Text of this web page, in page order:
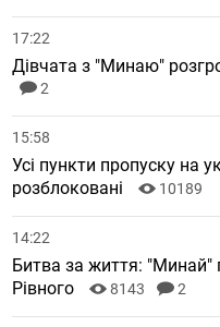
17:22
Дівчата з "Минаю"
2
15:58
Усі пункти пропуску на
розблоковані
10189
14:22
Битва за життя: "Минай"
Рівного
8143 2